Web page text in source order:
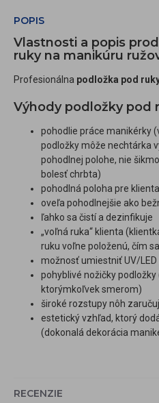
POPIS
Vlastnosti a popis
ruky na manikúru
Profesionálna podložka pod
Výhody podložky pod
pohodlie práce manikérky
podložky môže nechtárka
pohodlnej polohe, nie
bolesť chrbta)
pohodlná poloha pre klienta
oveľa pohodlnejšie ako
ľahko sa čistí a dezinfikuje
„voľná ruka“ klienta
ruku voľne položenú, čím
možnosť umiestniť UV/
pohyblivé nožičky
ktorýmkoľvek smerom)
široké rozstupy nôh
estetický vzhľad, ktorý
(dokonalá dekorácia
RECENZIE